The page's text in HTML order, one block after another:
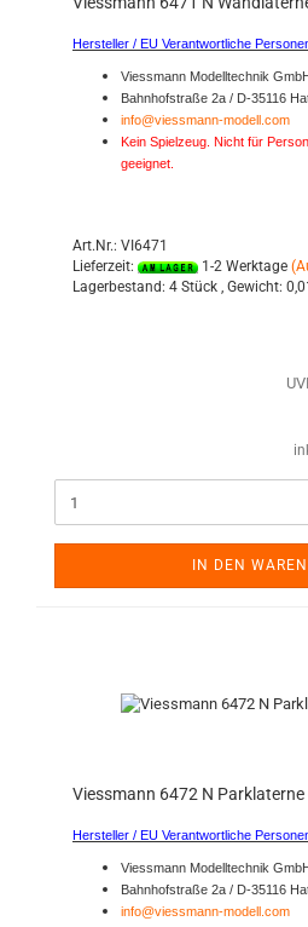
Hersteller / EU Verantwortliche
Viessmann Modelltechnik
Bahnhofstraße 2a / D-35116
info@viessmann-modell.com
Kein Spielzeug. Nicht für
geeignet.
Art.Nr.: VI6471
Lieferzeit:
1-2 Werktage
Lagerbestand: 4 Stück , Gewicht:
IN DEN
Viessmann 6472 N Parklaterne
Hersteller / EU Verantwortliche
Viessmann Modelltechnik
Bahnhofstraße 2a / D-35116
info@viessmann-modell.com